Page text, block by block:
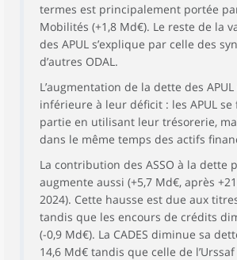
termes est principalement portée
Mobilités (+1,8 Md€). Le reste de la
des APUL s’explique par celle des
d’autres ODAL.
L’augmentation de la dette des
inférieure à leur déficit : les APUL se
partie en utilisant leur trésorerie,
dans le même temps des actifs
La contribution des ASSO à la dette
augmente aussi (+5,7 Md€, après
2024). Cette hausse est due aux
tandis que les encours de crédits
(-0,9 Md€). La CADES diminue sa
14,6 Md€ tandis que celle de l’Urssaf